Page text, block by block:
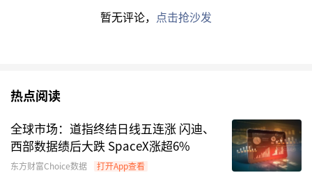
瑾对记者表示：一方面，是出于新会计准则下资产
此，“险资系”私募基金偏好持有收益率和现金流
等板块的股票。
暂无评论， 点击抢沙发
热点阅读
全球市场：道指终结日线五连涨 闪迪、
西部数据绩后大跌 SpaceX涨超6%
东方财富Choice数据 打开App查看